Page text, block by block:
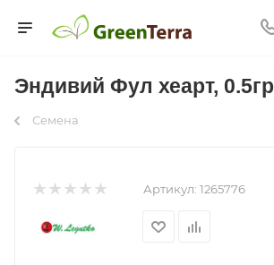
Эндивий Фул хеарт, 0.5гр
Семена
Артикул: 1265776